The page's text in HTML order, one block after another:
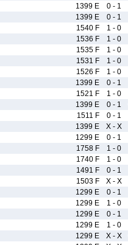
1399 E 0 - 1
1399 E 0 - 1
1540 F 1 - 0
1536 F 1 - 0
1535 F 1 - 0
1531 F 1 - 0
1526 F 1 - 0
1399 E 0 - 1
1521 F 1 - 0
1399 E 0 - 1
1511 F 0 - 1
1399 E X - X
1299 E 0 - 1
1758 F 1 - 0
1740 F 1 - 0
1491 F 0 - 1
1503 F X - X
1299 E 0 - 1
1299 E 1 - 0
1299 E 0 - 1
1299 E 1 - 0
1299 E X - X